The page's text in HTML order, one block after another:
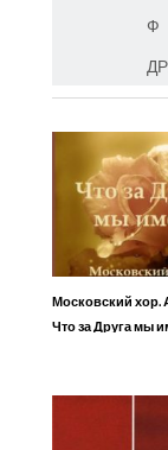
Ф
Московский хор.
Что за Друга мы